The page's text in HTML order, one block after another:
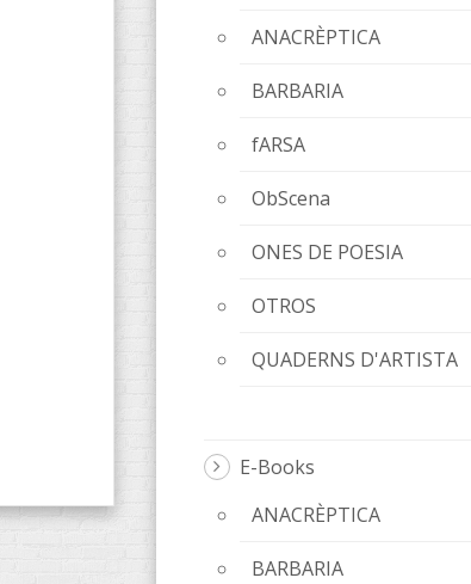
ANACRÈPTICA
BARBARIA
fARSA
ObScena
ONES DE POESIA
OTROS
QUADERNS D'ARTISTA
E-Books
ANACRÈPTICA
BARBARIA